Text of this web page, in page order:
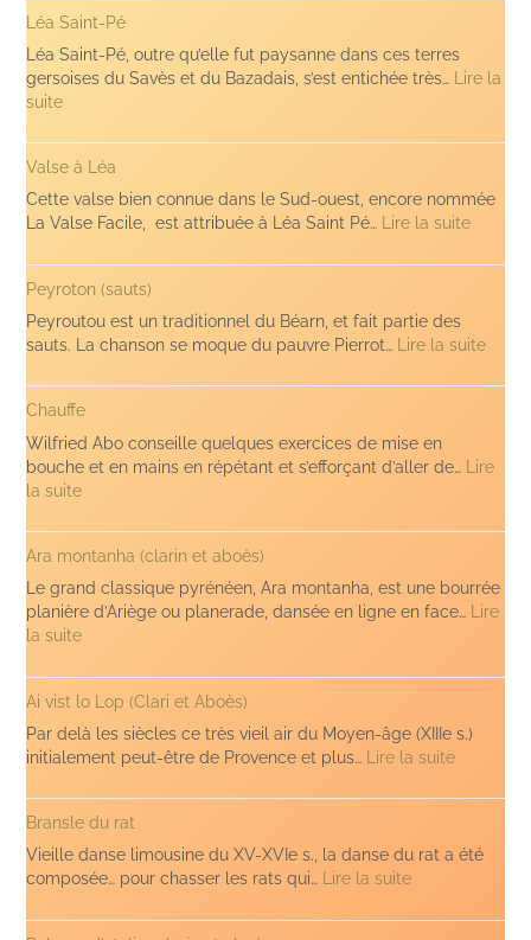
Léa Saint-Pé
Léa Saint-Pé, outre qu’elle fut paysanne dans ces terres
gersoises du Savès et du Bazadais, s’est entichée très… Lire la
suite:
Saint-
Pé
Valse à Léa
Cette valse bien connue dans le Sud-ouest, encore nommée
La Valse Facile, est attribuée à Léa Saint Pé… Lire la suite:
à
Peyroton (sauts)
Peyroutou est un traditionnel du Béarn, et fait partie des
sauts. La chanson se moque du pauvre Pierrot… Lire la suite:
Chauffe
Wilfried Abo conseille quelques exercices de mise en
bouche et en mains en répétant et s’efforçant d’aller de… Lire
la suite:
Ara montanha (clarin et aboès)
Le grand classique pyrénéen, Ara montanha, est une bourrée
planière d’Ariège ou planerade, dansée en ligne en face… Lire
la suite:
montanha
(clarin
et
aboès)
Ai vist lo Lop (Clari et Aboès)
Par delà les siècles ce très vieil air du Moyen-âge (XIIIe s.)
initialement peut-être de Provence et plus… Lire la suite:
vist
Lop
Aboès)
Bransle du rat
Vieille danse limousine du XV-XVIe s., la danse du rat a été
composée… pour chasser les rats qui… Lire la suite:
du